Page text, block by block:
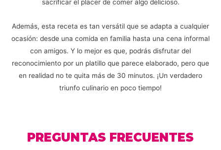
sacrificar el placer de comer algo delicioso.
Además, esta receta es tan versátil que se adapta a cualquier
ocasión: desde una comida en familia hasta una cena informal
con amigos. Y lo mejor es que, podrás disfrutar del
reconocimiento por un platillo que parece elaborado, pero que
en realidad no te quita más de 30 minutos. ¡Un verdadero
triunfo culinario en poco tiempo!
PREGUNTAS FRECUENTES